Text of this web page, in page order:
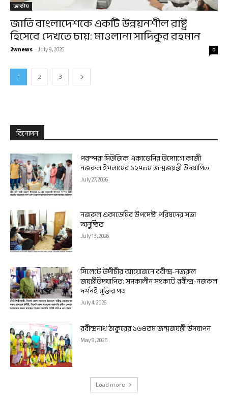
জাতীয়
জাতি বাংলাদেশকে একটি উন্নয়নশীল রাষ্ট্র
হিসেবে দেখতে চায়: মাওলানা সাদিকুর রহমান
2wnews -July 9, 2026 0
1 2 3
বিনোদন
পরম্পরা মিউজিক একাডেমির উদ্যোগে কাজী
নজরুল ইসলামের ১২৭তম জন্মজয়ন্তী উদযাপিত
July 27, 2026
নজরুল একাডেমির উপদেষ্টা পরিষদের সভা
অনুষ্ঠিত
July 13, 2026
সিলেটে উদীচীর আয়োজনে রবীন্দ্র-নজরুল
জয়ন্তীউদযাপিত: সমকালীন সংকটে রবীন্দ্র-নজরুল
দর্শনই মুক্তির পথ
July 4, 2026
রবীন্দ্রনাথ ঠাকুরের ১৬৪তম জন্মজয়ন্তী উদযাপন
May 9, 2025
Load more